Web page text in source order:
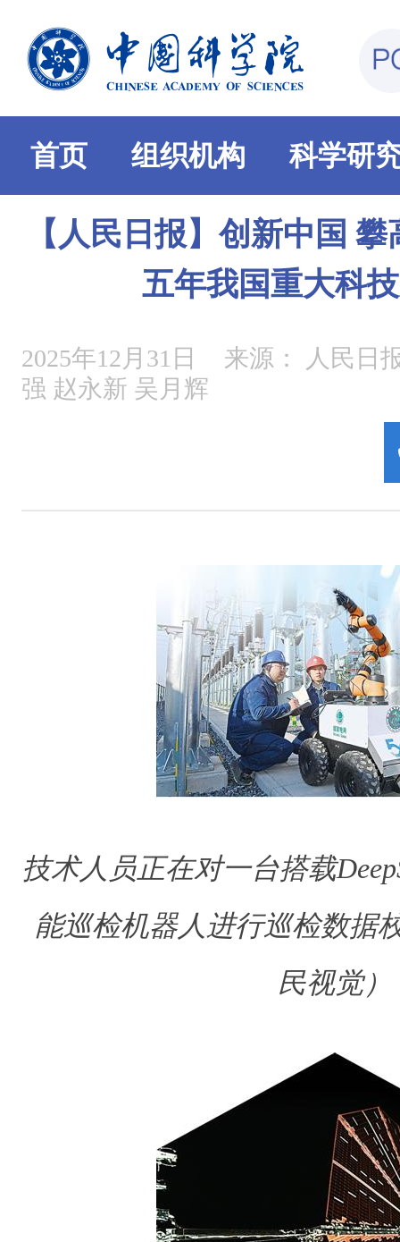
首页 组织机构 科学研
【人民日报】创新中国
五年我国重大科
2025年12月31日 来源：
人民日
强 赵永新 吴月辉
技术人员正在对一台搭载
能巡检机器人进行巡检数据
民视觉）